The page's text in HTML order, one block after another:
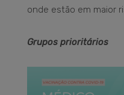
onde estão em maior
Grupos prioritários